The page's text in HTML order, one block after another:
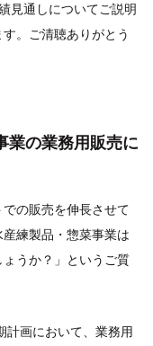
見通しについてご説明
。ご清聴ありがとう
業の業務用販売に
の販売を伸長させて
練製品・惣菜事業は
うか？」というご質
計画において、業務用